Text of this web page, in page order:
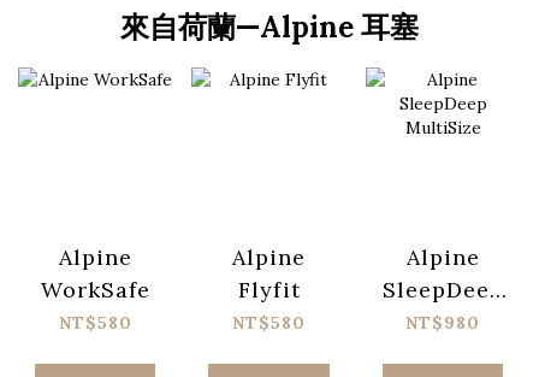
來自荷蘭—Alpine 耳塞
Alpine
WorkSafe
NT$580
Alpine
Flyfit
NT$580
Alpine
SleepDeep
MultiSize
NT$980